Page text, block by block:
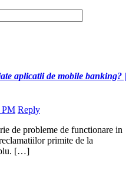
aplicatii de mobile banking? |
PM Reply
de probleme de functionare in
primite de la
[…]